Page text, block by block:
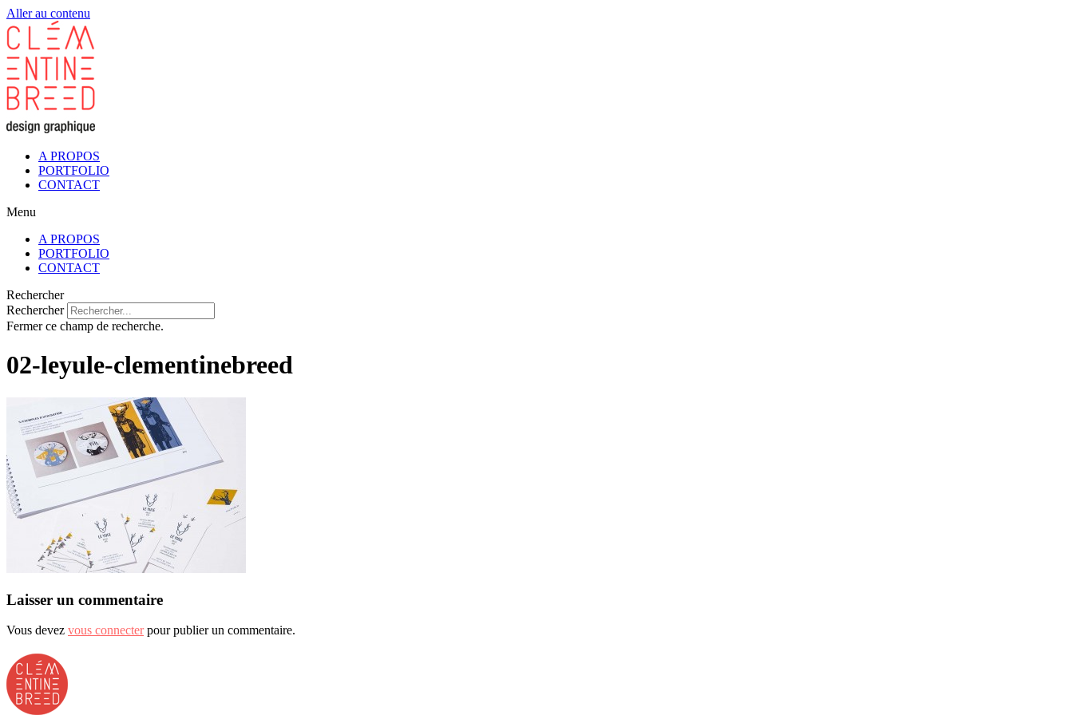
Aller au contenu
A PROPOS
PORTFOLIO
CONTACT
Menu
A PROPOS
PORTFOLIO
CONTACT
Rechercher
Rechercher
Fermer ce champ de recherche.
02-leyule-clementinebreed
Laisser un commentaire
Vous devez vous connecterpour publier un commentaire.